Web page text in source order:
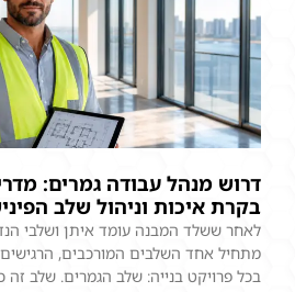
דרוש מנהל עבודה גמרים:
בקרת איכות וניהול שלב
לאחר ששלד המבנה עומד איתן ושלבי
מתחיל אחד השלבים המורכבים, הרגישים
בכל פרויקט בנייה: שלב הגמרים. שלב זה